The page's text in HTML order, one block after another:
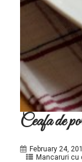
Ceafa de
February 24,
Mancaruri cu